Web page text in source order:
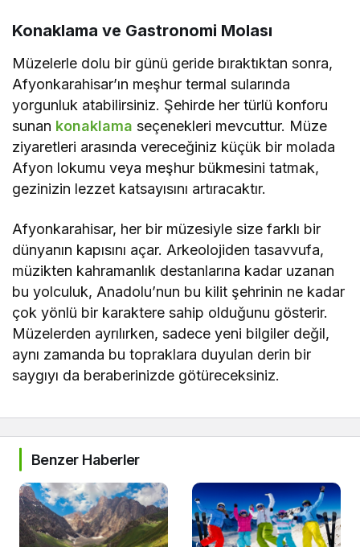
Konaklama ve Gastronomi Molası
Müzelerle dolu bir günü geride bıraktıktan sonra,
Afyonkarahisar’ın meşhur termal sularında
yorgunluk atabilirsiniz. Şehirde her türlü konforu
sunan konaklama seçenekleri mevcuttur. Müze
ziyaretleri arasında vereceğiniz küçük bir molada
Afyon lokumu veya meşhur bükmesini tatmak,
gezinizin lezzet katsayısını artıracaktır.
Afyonkarahisar, her bir müzesiyle size farklı bir
dünyanın kapısını açar. Arkeolojiden tasavvufa,
müzikten kahramanlık destanlarına kadar uzanan
bu yolculuk, Anadolu’nun bu kilit şehrinin ne kadar
çok yönlü bir karaktere sahip olduğunu gösterir.
Müzelerden ayrılırken, sadece yeni bilgiler değil,
aynı zamanda bu topraklara duyulan derin bir
saygıyı da beraberinizde götüreceksiniz.
Benzer Haberler